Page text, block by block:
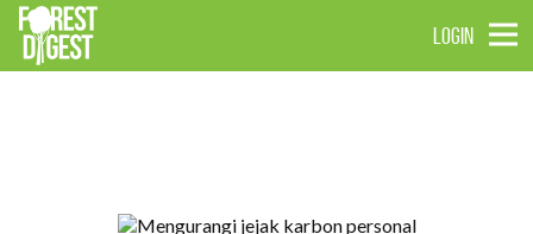
LOGIN